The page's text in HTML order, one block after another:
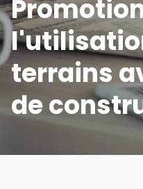
terrains
de